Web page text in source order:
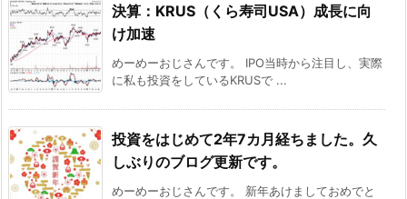
決算：KRUS（くら寿司USA）成長に向
け加速
めーめーおじさんです。 IPO当時から注目し、実際
に私も投資をしているKRUSで ...
投資をはじめて2年7カ月経ちました。久
しぶりのブログ更新です。
めーめーおじさんです。 新年あけましておめでと